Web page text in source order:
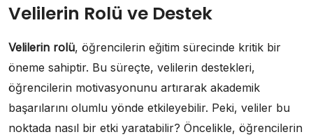
Velilerin Rolü ve Destek
Velilerin rolü, öğrencilerin eğitim sürecinde kritik bir
öneme sahiptir. Bu süreçte, velilerin destekleri,
öğrencilerin motivasyonunu artırarak akademik
başarılarını olumlu yönde etkileyebilir. Peki, veliler bu
noktada nasıl bir etki yaratabilir? Öncelikle, öğrencilerin